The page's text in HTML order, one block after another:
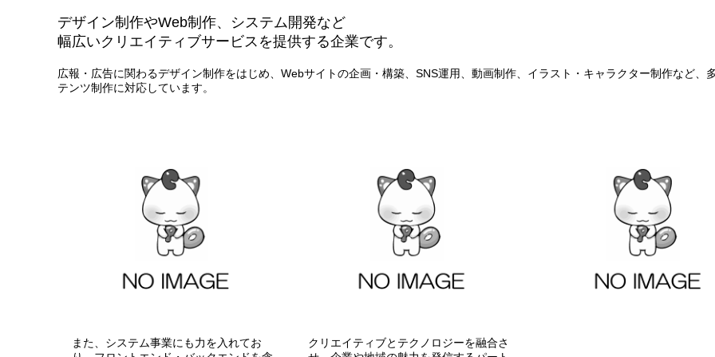
デザイン制作やWeb制作、システム開発など
幅広いクリエイティブサービスを提供する企業です。
広報・広告に関わるデザイン制作をはじめ、Webサイトの企画・構築、SNS運用、動画制作、イラスト・キャラクター制作など、
テンツ制作に対応しています。
また、システム事業にも力を入れてお
クリエイティブとテクノロジーを融合さ